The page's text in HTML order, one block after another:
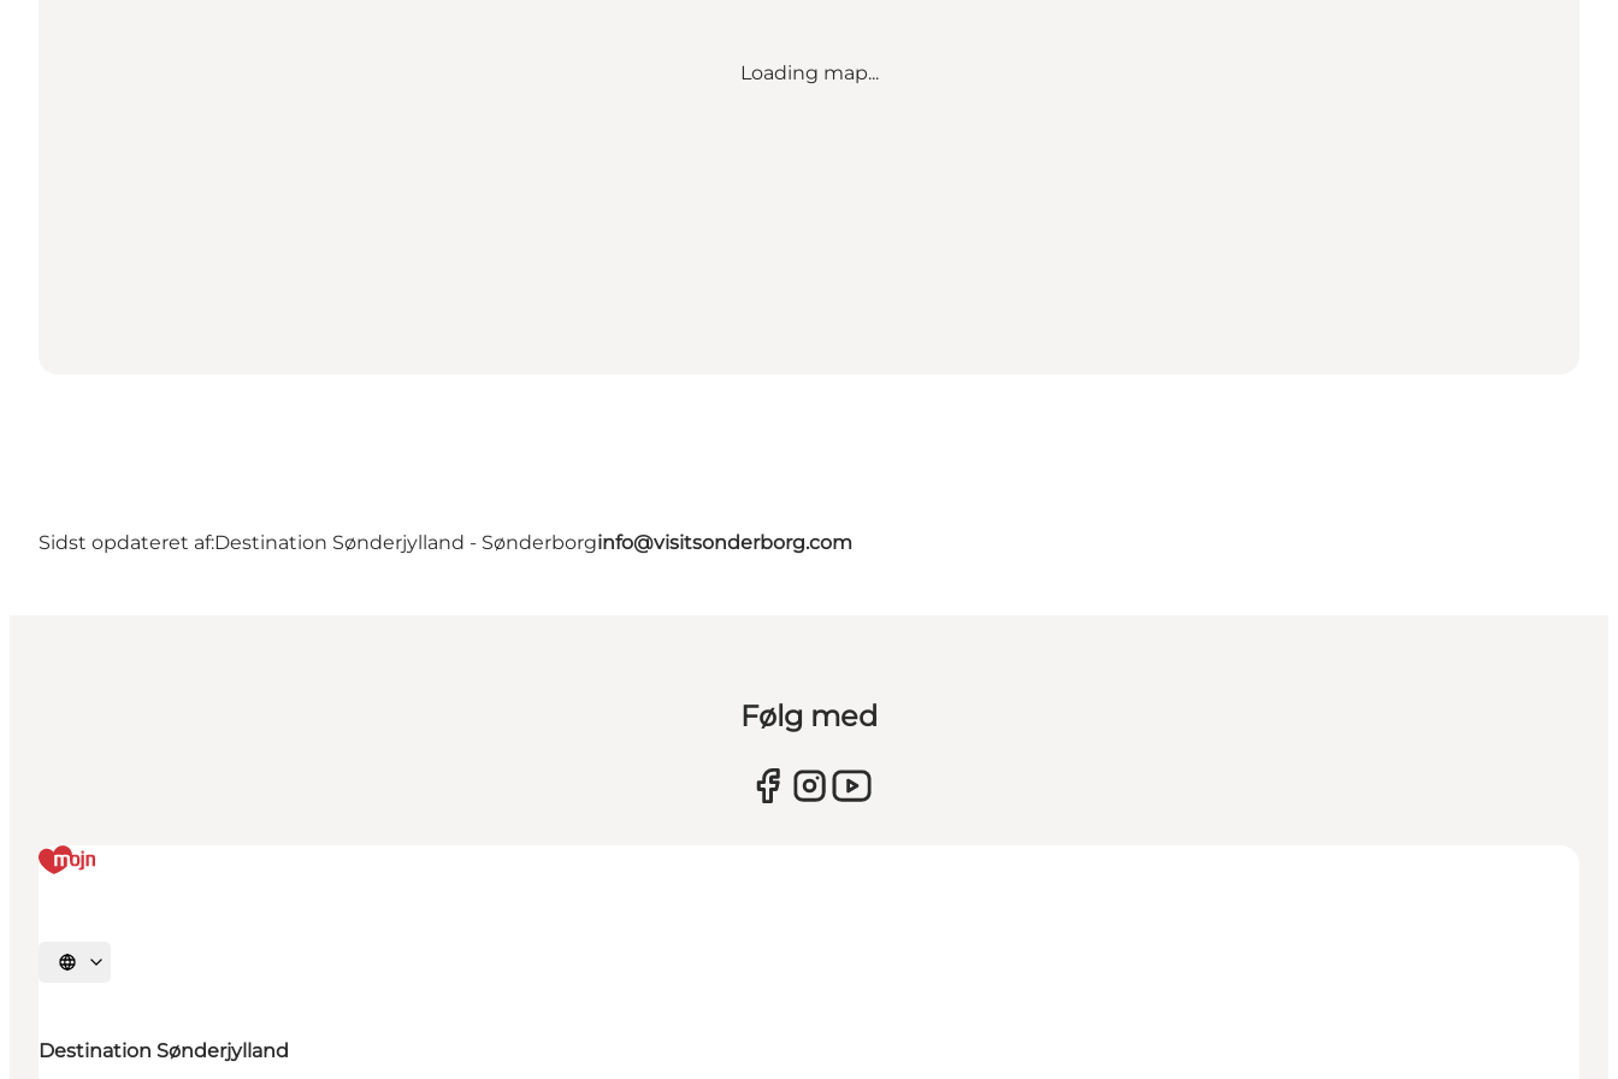
Loading map...
Sidst opdateret af:Destination Sønderjylland - Sønderborginfo@visitsonderborg.com
Følg med
Vælg sprog
Destination Sønderjylland